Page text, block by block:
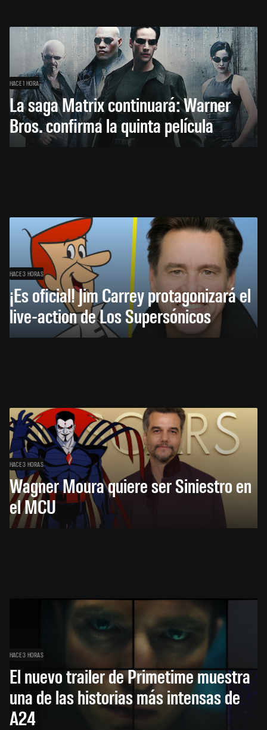
HACE 1 HORA
La saga Matrix continuará: Warner
Bros. confirma la quinta película
HACE 3 HORAS
¡Es oficial! Jim Carrey protagonizará el
live-action de Los Supersónicos
HACE 3 HORAS
Wagner Moura quiere ser Siniestro en
el MCU
HACE 3 HORAS
El nuevo trailer de Primetime muestra
una de las historias más intensas de
A24